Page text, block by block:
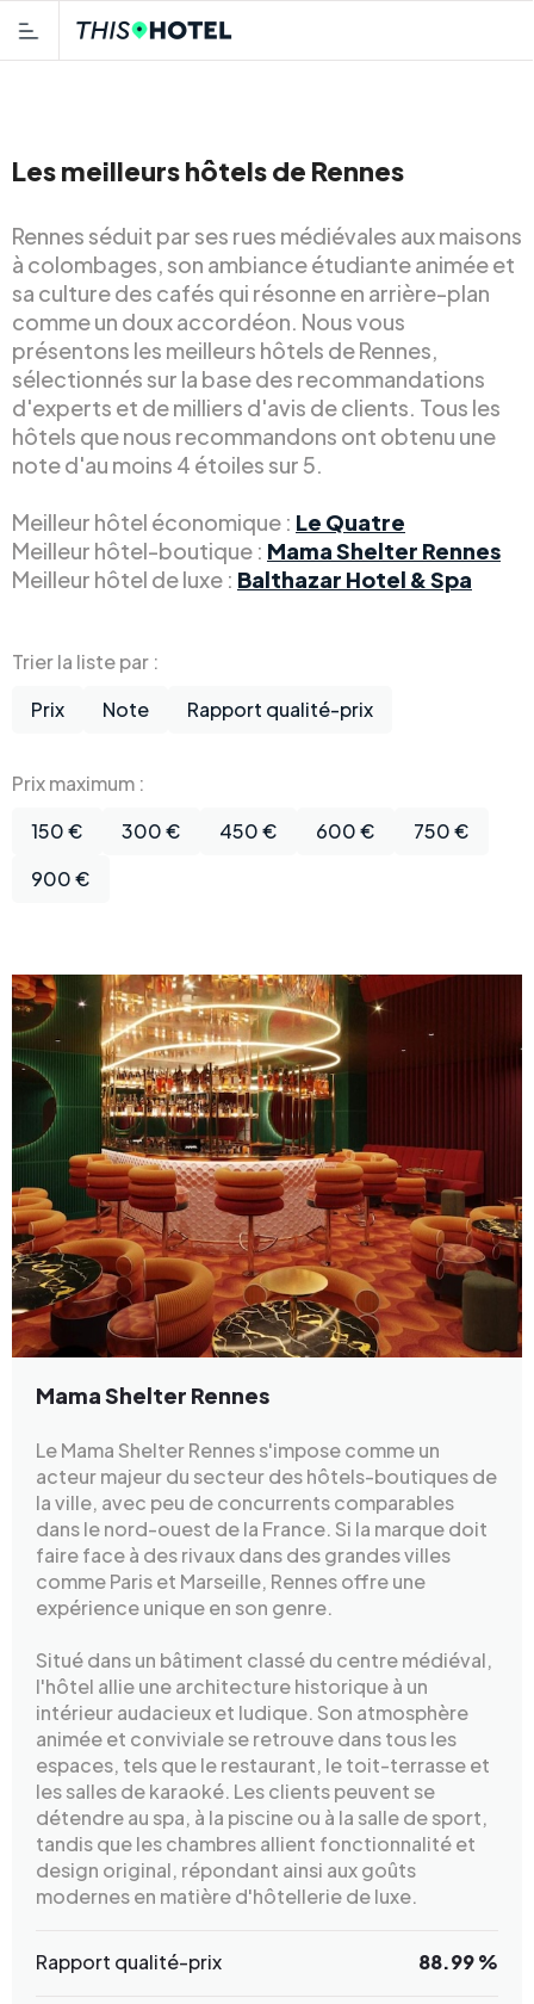
Les meilleurs hôtels de Rennes
Rennes séduit par ses rues médiévales aux maisons
à colombages, son ambiance étudiante animée et
sa culture des cafés qui résonne en arrière-plan
comme un doux accordéon. Nous vous
présentons les meilleurs hôtels de Rennes,
sélectionnés sur la base des recommandations
d'experts et de milliers d'avis de clients. Tous les
hôtels que nous recommandons ont obtenu une
note d'au moins 4 étoiles sur 5.
Meilleur hôtel économique : Le Quatre
Meilleur hôtel-boutique : Mama Shelter Rennes
Meilleur hôtel de luxe : Balthazar Hotel & Spa
Trier la liste par :
Prix
Note Rapport qualité-prix
Prix maximum :
150 €
300 € 450 € 600 €
750 €
900 €
Mama Shelter Rennes
Le Mama Shelter Rennes s'impose comme un
acteur majeur du secteur des hôtels-boutiques de
la ville, avec peu de concurrents comparables
dans le nord-ouest de la France. Si la marque doit
faire face à des rivaux dans des grandes villes
comme Paris et Marseille, Rennes offre une
expérience unique en son genre.
Situé dans un bâtiment classé du centre médiéval,
l'hôtel allie une architecture historique à un
intérieur audacieux et ludique. Son atmosphère
animée et conviviale se retrouve dans tous les
espaces, tels que le restaurant, le toit-terrasse et
les salles de karaoké. Les clients peuvent se
détendre au spa, à la piscine ou à la salle de sport,
tandis que les chambres allient fonctionnalité et
design original, répondant ainsi aux goûts
modernes en matière d'hôtellerie de luxe.
Rapport qualité-prix 88.99 %